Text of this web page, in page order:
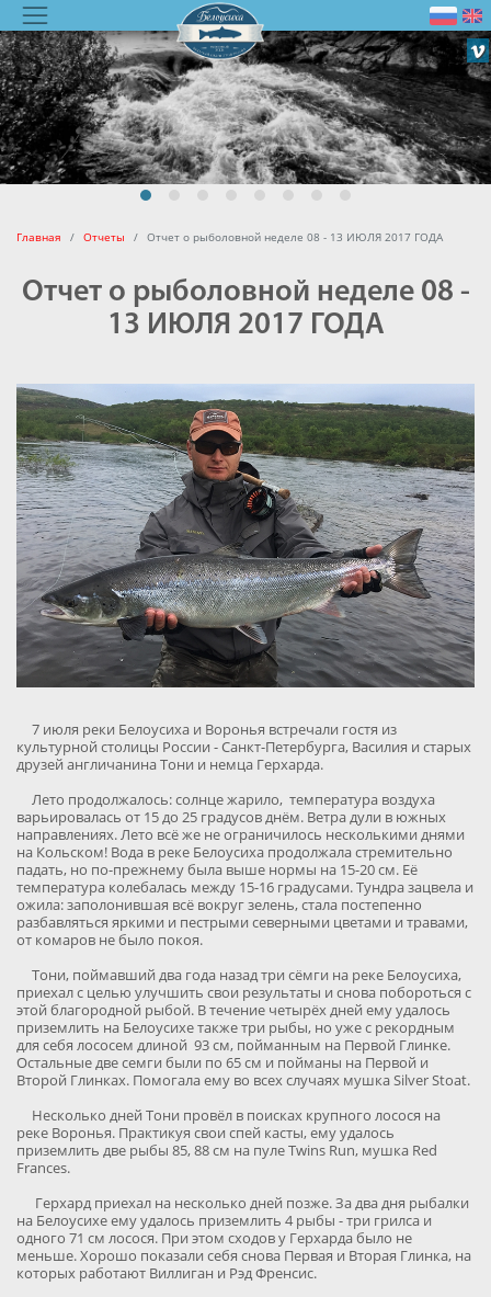
Главная Отчеты Отчет о рыболовной неделе 08 - 13 ИЮЛЯ 2017 ГОДА
Отчет о рыболовной неделе 08 -
13 ИЮЛЯ 2017 ГОДА
7 июля реки Белоусиха и Воронья встречали гостя из
культурной столицы России - Санкт-Петербурга, Василия и старых
друзей англичанина Тони и немца Герхарда.
Лето продолжалось: солнце жарило, температура воздуха
варьировалась от 15 до 25 градусов днём. Ветра дули в южных
направлениях. Лето всё же не ограничилось несколькими днями
на Кольском! Вода в реке Белоусиха продолжала стремительно
падать, но по-прежнему была выше нормы на 15-20 см. Её
температура колебалась между 15-16 градусами. Тундра зацвела и
ожила: заполонившая всё вокруг зелень, стала постепенно
разбавляться яркими и пестрыми северными цветами и травами,
от комаров не было покоя.
Тони, поймавший два года назад три сёмги на реке Белоусиха,
приехал с целью улучшить свои результаты и снова побороться с
этой благородной рыбой. В течение четырёх дней ему удалось
приземлить на Белоусихе также три рыбы, но уже с рекордным
для себя лососем длиной 93 см, пойманным на Первой Глинке.
Остальные две семги были по 65 см и пойманы на Первой и
Второй Глинках. Помогала ему во всех случаях мушка Silver Stoat.
Несколько дней Тони провёл в поисках крупного лосося на
реке Воронья. Практикуя свои спей касты, ему удалось
приземлить две рыбы 85, 88 см на пуле Twins Run, мушка Red
Frances.
Герхард приехал на несколько дней позже. За два дня рыбалки
на Белоусихе ему удалось приземлить 4 рыбы - три грилса и
одного 71 см лосося. При этом сходов у Герхарда было не
меньше. Хорошо показали себя снова Первая и Вторая Глинка, на
которых работают Виллиган и Рэд Френсис.